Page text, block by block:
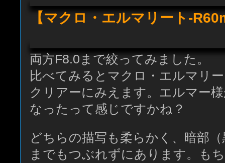
【マクロ・エルマリート-
両方F8.0まで絞ってみました。
比べてみるとマクロ・エルマリ
クリアーにみえます。エルマー
なったって感じですかね？
どちらの描写も柔らかく、暗部
までもつぶれずにあります。も